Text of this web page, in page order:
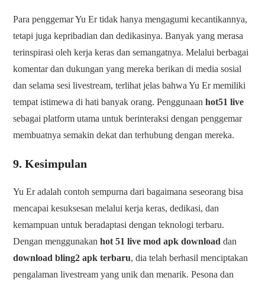
Para penggemar Yu Er tidak hanya mengagumi kecantikannya,
tetapi juga kepribadian dan dedikasinya. Banyak yang merasa
terinspirasi oleh kerja keras dan semangatnya. Melalui berbagai
komentar dan dukungan yang mereka berikan di media sosial
dan selama sesi livestream, terlihat jelas bahwa Yu Er memiliki
tempat istimewa di hati banyak orang. Penggunaanhot51 live
sebagai platform utama untuk berinteraksi dengan penggemar
membuatnya semakin dekat dan terhubung dengan mereka.
9. Kesimpulan
Yu Er adalah contoh sempurna dari bagaimana seseorang bisa
mencapai kesuksesan melalui kerja keras, dedikasi, dan
kemampuan untuk beradaptasi dengan teknologi terbaru.
Dengan menggunakanhot 51 live mod apk download dan
download bling2 apk terbaru, dia telah berhasil menciptakan
pengalaman livestream yang unik dan menarik. Pesona dan